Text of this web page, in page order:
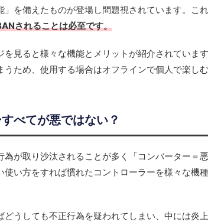
」を備えたものが登場し問題視されています。こ
されることは必至です。
を見ると様々な機能とメリットが紹介されていま
うため、使用する場合はオフラインで個人で楽し
べてが悪ではない？
為が取り沙汰されることが多く「コンバーター＝
使い方をすれば慣れたコントローラーを様々な機
どうしても不正行為を疑われてしまい、中には炎